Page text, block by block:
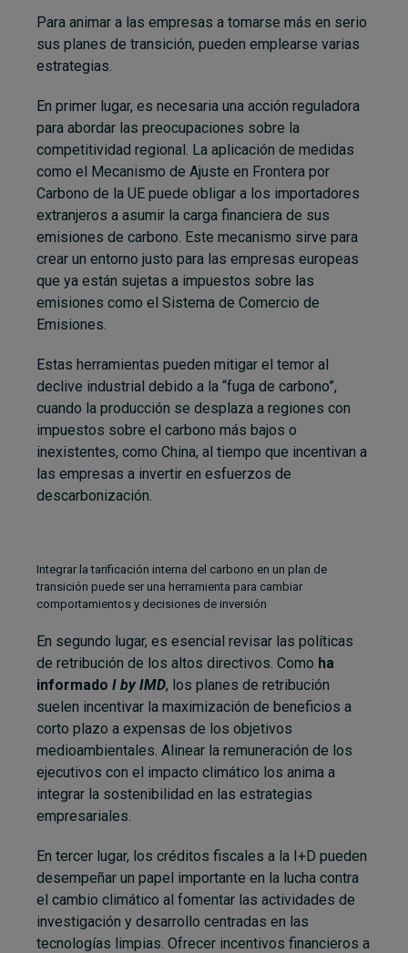
Para animar a las empresas a tomarse más en serio
sus planes de transición, pueden emplearse varias
estrategias.
En primer lugar, es necesaria una acción reguladora
para abordar las preocupaciones sobre la
competitividad regional. La aplicación de medidas
como el Mecanismo de Ajuste en Frontera por
Carbono de la UE puede obligar a los importadores
extranjeros a asumir la carga financiera de sus
emisiones de carbono. Este mecanismo sirve para
crear un entorno justo para las empresas europeas
que ya están sujetas a impuestos sobre las
emisiones como el Sistema de Comercio de
Emisiones.
Estas herramientas pueden mitigar el temor al
declive industrial debido a la “fuga de carbono”,
cuando la producción se desplaza a regiones con
impuestos sobre el carbono más bajos o
inexistentes, como China, al tiempo que incentivan a
las empresas a invertir en esfuerzos de
descarbonización.
Integrar la tarificación interna del carbono en un plan de
transición puede ser una herramienta para cambiar
comportamientos y decisiones de inversión
En segundo lugar, es esencial revisar las políticas
de retribución de los altos directivos. Como ha
informado I by IMD, los planes de retribución
suelen incentivar la maximización de beneficios a
corto plazo a expensas de los objetivos
medioambientales. Alinear la remuneración de los
ejecutivos con el impacto climático los anima a
integrar la sostenibilidad en las estrategias
empresariales.
En tercer lugar, los créditos fiscales a la I+D pueden
desempeñar un papel importante en la lucha contra
el cambio climático al fomentar las actividades de
investigación y desarrollo centradas en las
tecnologías limpias. Ofrecer incentivos financieros a